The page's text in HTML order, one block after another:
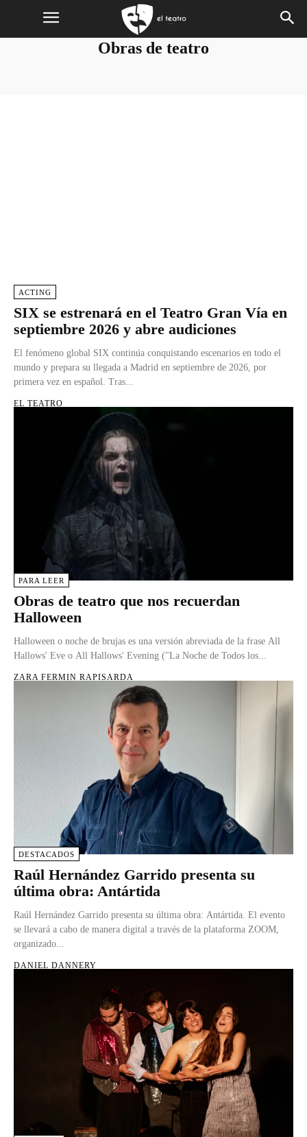
Obras de teatro
ACTING
SIX se estrenará en el Teatro Gran Vía en
septiembre 2026 y abre audiciones
El fenómeno global SIX continúa conquistando escenarios en todo el
mundo y prepara su llegada a Madrid en septiembre de 2026, por
primera vez en español. Tras...
EL TEATRO
PARA LEER
Obras de teatro que nos recuerdan
Halloween
Halloween o noche de brujas es una versión abreviada de la frase All
Hallows' Eve o All Hallows' Evening ("La Noche de Todos los...
ZARA FERMIN RAPISARDA
DESTACADOS
Raúl Hernández Garrido presenta su
última obra: Antártida
Raúl Hernández Garrido presenta su última obra: Antártida. El evento
se llevará a cabo de manera digital a través de la plataforma ZOOM,
organizado...
DANIEL DANNERY